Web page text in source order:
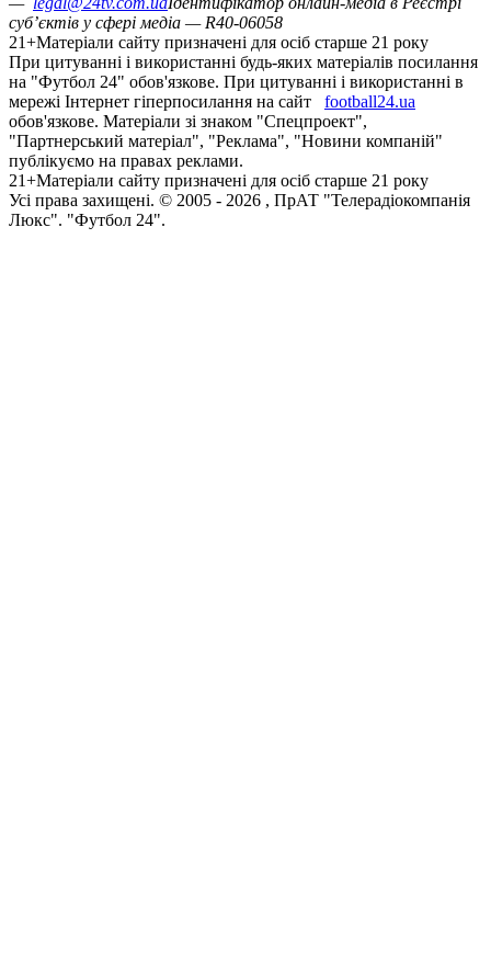
суб’єктів у сфері медіа — R40-06058
21+Матеріали сайту призначені для осіб старше 21 року
При цитуванні і використанні будь-яких матеріалів посилання
на "Футбол 24" обов'язкове. При цитуванні і використанні в
мережі Інтернет гіперпосилання на сайт
football24.ua
обов'язкове. Матеріали зі знаком "Спецпроект",
"Партнерський матеріал", "Реклама", "Новини компаній"
публікуємо на правах реклами.
21+Матеріали сайту призначені для осіб старше 21 року
Усi права захищенi. © 2005 - 2026 , ПрАТ "Телерадіокомпанія
Люкс". "Футбол 24".